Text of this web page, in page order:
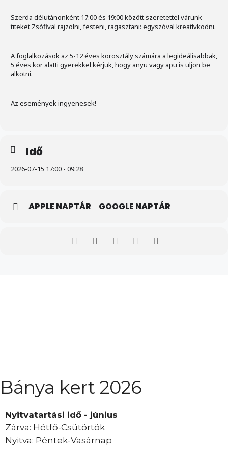
Szerda délutánonként 17:00 és 19:00 között szeretettel várunk
titeket Zsófival rajzolni, festeni, ragasztani: egyszóval kreatívkodni.
A foglalkozások az 5-12 éves korosztály számára a legideálisabbak,
5 éves kor alatti gyerekkel kérjük, hogy anyu vagy apu is üljön be
alkotni.
Az események ingyenesek!
Idő
2026-07-15 17:00 - 09:28
APPLE NAPTÁR GOOGLE NAPTÁR
Bánya kert 2026
Nyitvatartási idő - június
Zárva: Hétfő-Csütörtök
Nyitva: Péntek-Vasárnap